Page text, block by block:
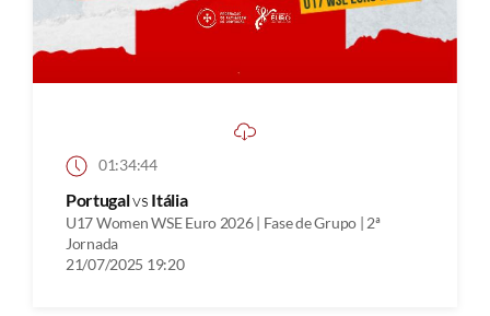
01:34:44
Portugalvs Itália
U17 Women WSE Euro 2026 | Fase de Grupo | 2ª
Jornada
21/07/2025 19:20